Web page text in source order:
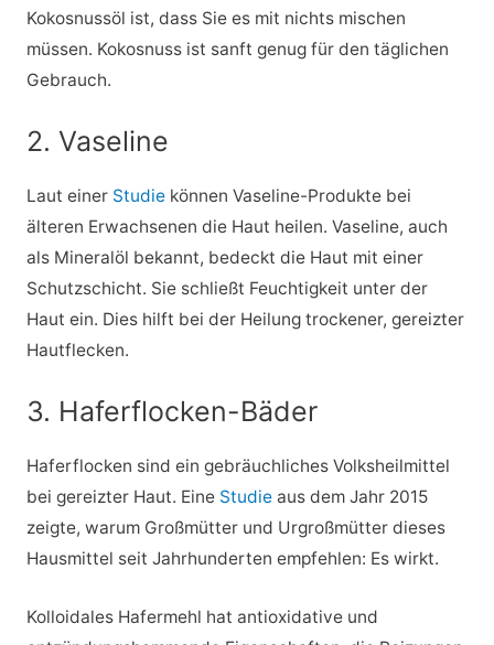
Kokosnussöl ist, dass Sie es mit nichts mischen
müssen. Kokosnuss ist sanft genug für den täglichen
Gebrauch.
2. Vaseline
Laut einer Studiekönnen Vaseline-Produkte bei
älteren Erwachsenen die Haut heilen. Vaseline, auch
als Mineralöl bekannt, bedeckt die Haut mit einer
Schutzschicht. Sie schließt Feuchtigkeit unter der
Haut ein. Dies hilft bei der Heilung trockener, gereizter
Hautflecken.
3. Haferflocken-Bäder
Haferflocken sind ein gebräuchliches Volksheilmittel
bei gereizter Haut. Eine Studieaus dem Jahr 2015
zeigte, warum Großmütter und Urgroßmütter dieses
Hausmittel seit Jahrhunderten empfehlen: Es wirkt.
Kolloidales Hafermehl hat antioxidative und